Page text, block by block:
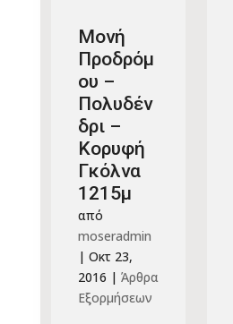
Μονή
Προδρόμ
ου –
Πολυδέν
δρι –
Κορυφή
Γκόλνα
1215μ
από
moseradmin
| Οκτ 23,
2016 | Άρθρα
Εξορμήσεων